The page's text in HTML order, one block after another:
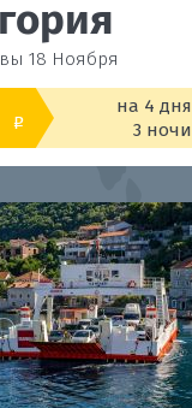
18 Ноября
o
на 4 дня
3 ночи